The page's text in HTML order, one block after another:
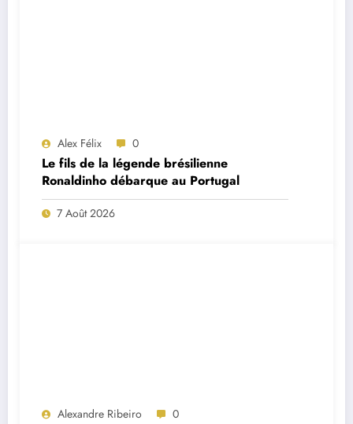
Alex Félix 0
Le fils de la légende brésilienne
Ronaldinho débarque au Portugal
7 Août 2026
Alexandre Ribeiro 0